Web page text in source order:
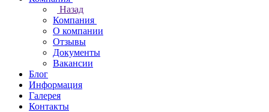
Назад
Компания
О компании
Отзывы
Документы
Вакансии
Блог
Информация
Галерея
Контакты